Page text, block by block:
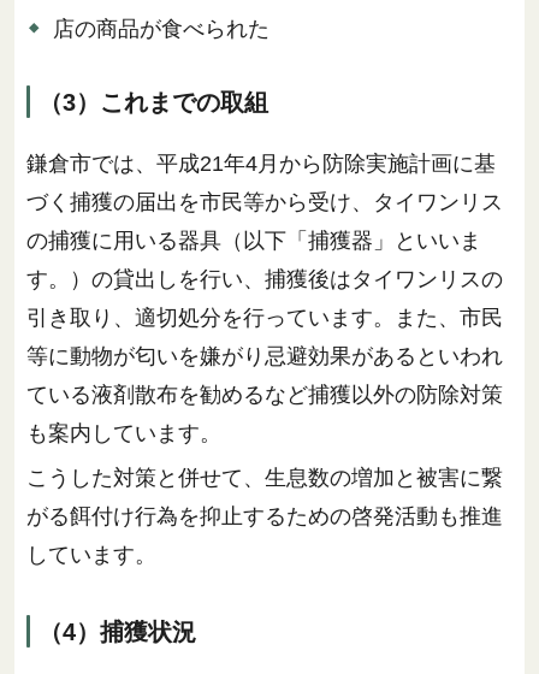
店の商品が食べられた
（3）これまでの取組
鎌倉市では、平成21年4月から防除実施計画に基
づく捕獲の届出を市民等から受け、タイワンリス
の捕獲に用いる器具（以下「捕獲器」といいま
す。）の貸出しを行い、捕獲後はタイワンリスの
引き取り、適切処分を行っています。また、市民
等に動物が匂いを嫌がり忌避効果があるといわれ
ている液剤散布を勧めるなど捕獲以外の防除対策
も案内しています。
こうした対策と併せて、生息数の増加と被害に繋
がる餌付け行為を抑止するための啓発活動も推進
しています。
（4）捕獲状況